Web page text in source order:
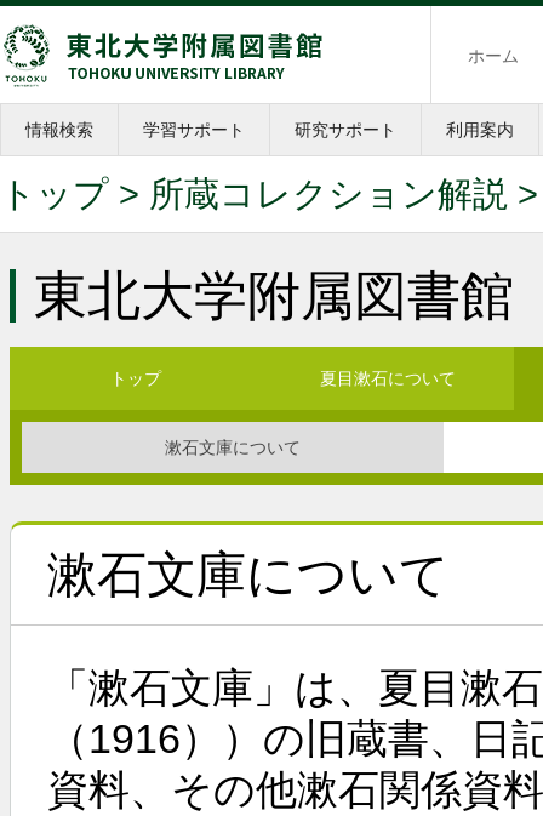
ホーム
情報検索 学習サポート 研究サポート 利用案内
トップ > 所蔵コレクション解説
東北大学附属図書
トップ 夏目漱石について
漱石文庫について
漱石文庫について
「漱石文庫」は、夏目漱
（1916））の旧蔵書、
資料、その他漱石関係資